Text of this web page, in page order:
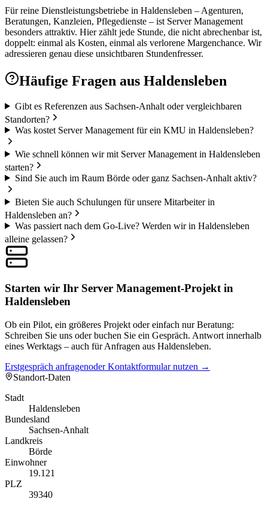
Für reine Dienstleistungsbetriebe in Haldensleben – Agenturen,
Beratungen, Kanzleien, Pflegedienste – ist Server Management
besonders attraktiv. Hier zählt jede Stunde, die nicht abrechenbar ist,
doppelt: einmal als Kosten, einmal als verlorene Margenchance. Wir
adressieren genau diese unsichtbaren Stundenfresser.
Häufige Fragen aus Haldensleben
Gibt es Referenzen aus Sachsen-Anhalt oder vergleichbaren
Standorten?
Was kostet Server Management für ein KMU in Haldensleben?
Wie schnell können wir mit Server Management in Haldensleben
starten?
Sind Sie auch im Raum Börde oder ganz Sachsen-Anhalt aktiv?
Bieten Sie auch Schulungen für unsere Mitarbeiter in
Haldensleben an?
Was passiert nach dem Go-Live? Werden wir in Haldensleben
alleine gelassen?
Starten wir Ihr Server Management-Projekt in
Haldensleben
Ob ein Pilot, ein größeres Projekt oder einfach nur Beratung:
Schreiben Sie uns oder buchen Sie ein Gespräch. Antwort innerhalb
eines Werktags – auch für Anfragen aus Haldensleben.
Erstgespräch anfragenoder Kontaktformular nutzen →
Standort-Daten
Stadt
Haldensleben
Bundesland
Sachsen-Anhalt
Landkreis
Börde
Einwohner
19.121
PLZ
39340